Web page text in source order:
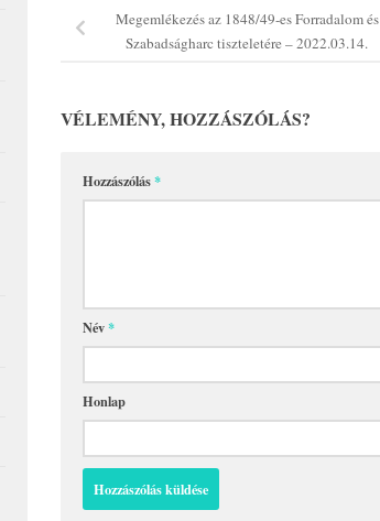
Megemlékezés az 1848/49-es Forradalom és
Szabadságharc tiszteletére – 2022.03.14.
VÉLEMÉNY, HOZZÁSZÓLÁS?
Hozzászólás*
Név*
Honlap